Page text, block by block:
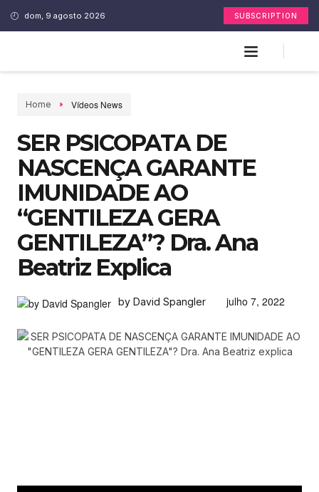
dom, 9 agosto 2026 SUBSCRIPTION
Home Vídeos News
SER PSICOPATA DE
NASCENÇA GARANTE
IMUNIDADE AO
“GENTILEZA GERA
GENTILEZA”? Dra. Ana
Beatriz Explica
by David Spangler julho 7, 2022